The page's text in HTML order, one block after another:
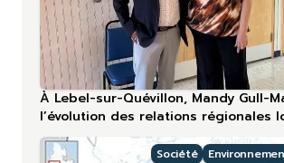
À Lebel-sur-Quévillon, Mandy Gull-
l’évolution des relations régionales
anniversaire
Société